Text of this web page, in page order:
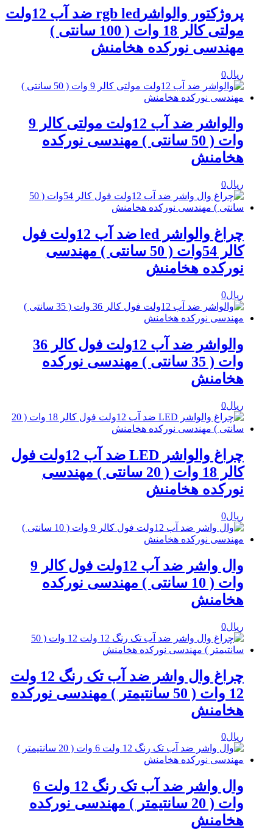
پروژکتور والواشرrgb led ضد آب 12ولت
مولتی کالر 18 وات ( 100 سانتی )
مهندسی نورکده هخامنش
ریال0
والواشر ضد آب 12ولت مولتی کالر 9
وات ( 50 سانتی ) مهندسی نورکده
هخامنش
ریال0
چراغ والواشر led ضد آب 12ولت فول
کالر 54وات ( 50 سانتی ) مهندسی
نورکده هخامنش
ریال0
والواشر ضد آب 12ولت فول کالر 36
وات ( 35 سانتی ) مهندسی نورکده
هخامنش
ریال0
چراغ والواشر LED ضد آب 12ولت فول
کالر 18 وات ( 20 سانتی ) مهندسی
نورکده هخامنش
ریال0
وال واشر ضد آب 12ولت فول کالر 9
وات ( 10 سانتی ) مهندسی نورکده
هخامنش
ریال0
چراغ وال واشر ضد آب تک رنگ 12 ولت
12 وات ( 50 سانتیمتر ) مهندسی نورکده
هخامنش
ریال0
وال واشر ضد آب تک رنگ 12 ولت 6
وات ( 20 سانتیمتر ) مهندسی نورکده
هخامنش